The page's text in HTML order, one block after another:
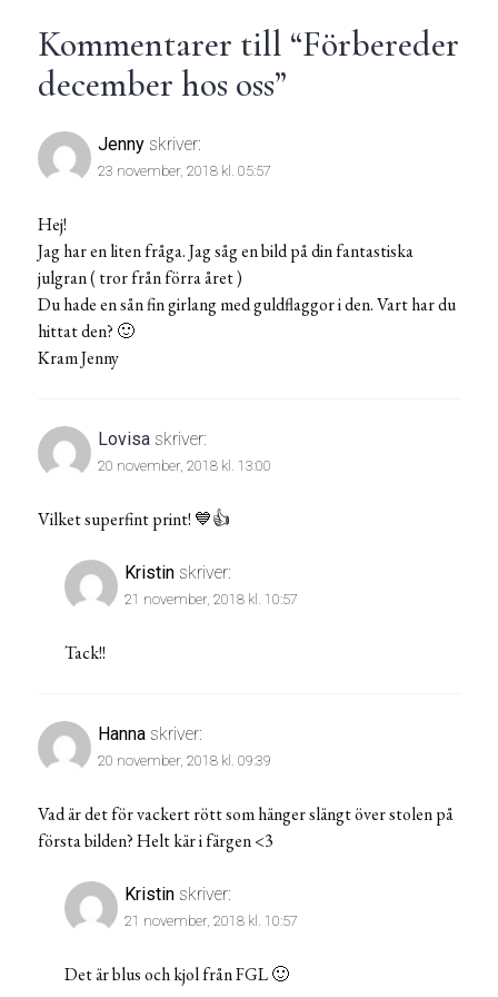
Kommentarer till “Förbereder
december hos oss”
Jenny skriver:
23 november, 2018 kl. 05:57
Hej!
Jag har en liten fråga. Jag såg en bild på din fantastiska
julgran ( tror från förra året )
Du hade en sån fin girlang med guldflaggor i den. Vart har du
hittat den? 🙂
Kram Jenny
Lovisa skriver:
20 november, 2018 kl. 13:00
Vilket superfint print! 💙👍
Kristin skriver:
21 november, 2018 kl. 10:57
Tack!!
Hanna skriver:
20 november, 2018 kl. 09:39
Vad är det för vackert rött som hänger slängt över stolen på
första bilden? Helt kär i färgen <3
Kristin skriver:
21 november, 2018 kl. 10:57
Det är blus och kjol från FGL 🙂